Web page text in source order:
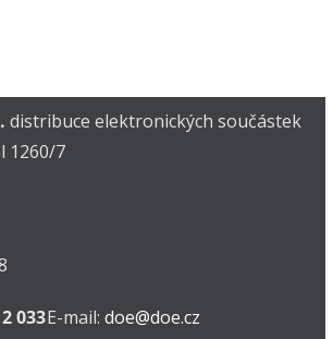
distribuce elektronických součástek
1260/7
033E-mail: doe@doe.cz